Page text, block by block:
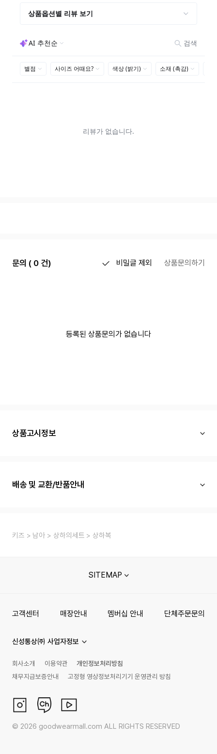
문의 ( 0 건) 비밀글 제외 상품문의하기
등록된 상품문의가 없습니다
상품고시정보
배송 및 교환/반품안내
키즈 남아 상하의세트 상하복
SITEMAP
고객센터 매장안내 멤버십 안내 단체주문문의
신성통상㈜ 사업자정보
회사소개 이용약관
개인정보처리방침
채무지급보증안내
고정형 영상정보처리기기 운영관리 방침
© 2026 goodwearmall.com ALL RIGHTS RESERVED